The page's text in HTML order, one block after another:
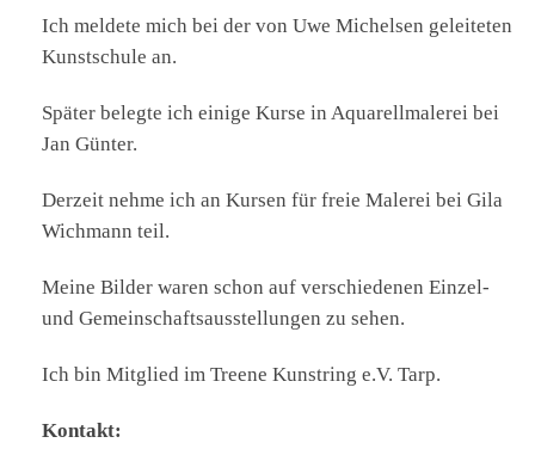
Ich mel­de­te mich bei der von Uwe Michel­sen gelei­te­ten
Kunst­schu­le an.
Spä­ter beleg­te ich eini­ge Kur­se in Aqua­rell­ma­le­rei bei
Jan Günter.
Der­zeit neh­me ich an Kur­sen für freie Male­rei bei Gila
Wich­mann teil.
Mei­ne Bil­der waren schon auf ver­schie­de­nen Ein­zel-
und Gemein­schafts­aus­stel­lun­gen zu sehen.
Ich bin Mit­glied im Tree­ne Kunst­ring e.V. Tarp.
Kon­takt: